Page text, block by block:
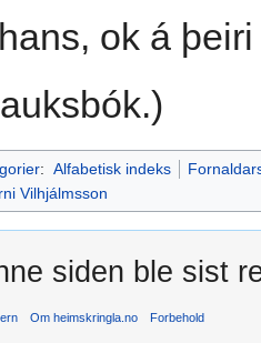
ok á
: Alfabetisk indeks
Vilhjálmsson
siden ble sist
Om heimskringla.no Forbehold